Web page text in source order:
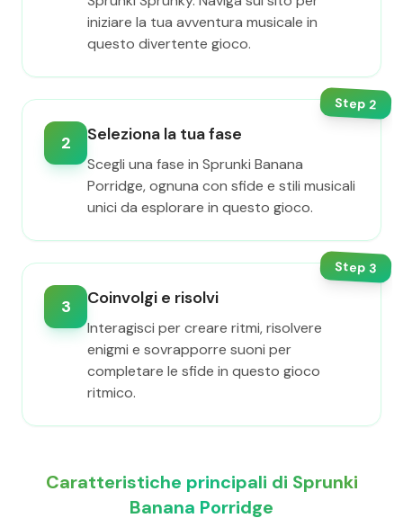
iniziare la tua avventura musicale in
questo divertente gioco.
Step2
2 Seleziona la tua fase
Scegli una fase in Sprunki Banana
Porridge, ognuna con sfide e stili musicali
unici da esplorare in questo gioco.
Step3
3 Coinvolgi e risolvi
Interagisci per creare ritmi, risolvere
enigmi e sovrapporre suoni per
completare le sfide in questo gioco
ritmico.
Caratteristiche principali di Sprunki
Banana Porridge